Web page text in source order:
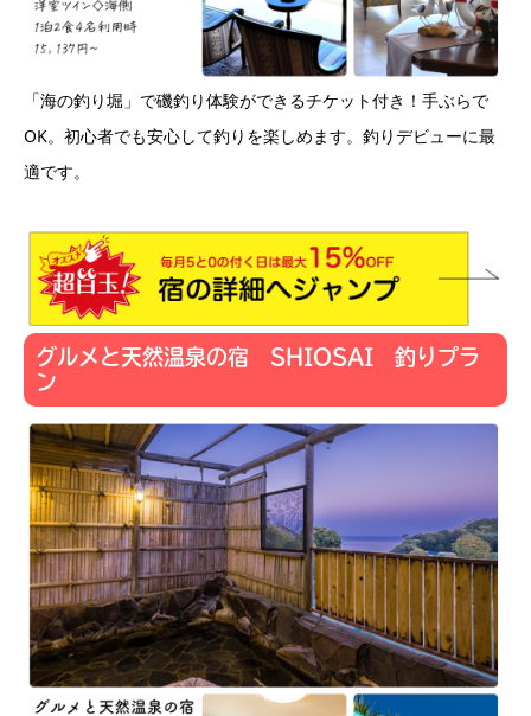
「海の釣り堀」で磯釣り体験ができるチケット付き！手ぶらで
OK。初心者でも安心して釣りを楽しめます。釣りデビューに最
適です。
グルメと天然温泉の宿 SHIOSAI 釣りプラ
ン